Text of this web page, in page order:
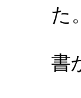
た。
書